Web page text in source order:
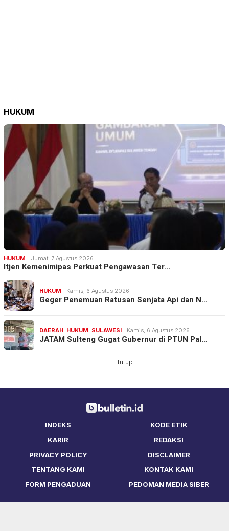
HUKUM
HUKUM Jumat, 7 Agustus 2026
Itjen Kemenimipas Perkuat Pengawasan Ter…
HUKUM Kamis, 6 Agustus 2026
Geger Penemuan Ratusan Senjata Api dan N…
DAERAH, HUKUM, SULAWESI Kamis, 6 Agustus 2026
JATAM Sulteng Gugat Gubernur di PTUN Pal…
INDEKS
KODE ETIK
KARIR
REDAKSI
PRIVACY POLICY
DISCLAIMER
TENTANG KAMI
KONTAK KAMI
FORM PENGADUAN
PEDOMAN MEDIA SIBER
tutup